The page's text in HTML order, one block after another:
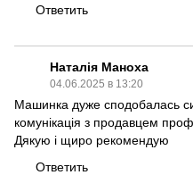
Ответить
Наталія Маноха
04.06.2025 в 13:20
Машинка дуже сподобалась
комунікація з продавцем
Дякую і щиро рекомендую
Ответить